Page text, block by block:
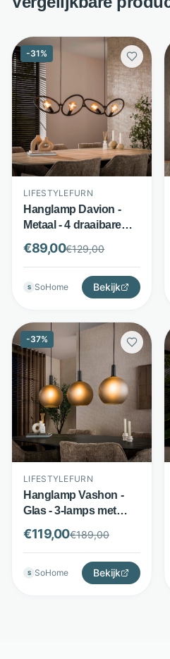
-31%
LIFESTYLEFURN
Hanglamp Davion -
Metaal - 4 draaibare
ringen - Zwart -
LifestyleFurn
€89,00€129,00
S SoHome Bekijk
-37%
LIFESTYLEFURN
Hanglamp Vashon -
Glas - 3-lamps met
gezandstraalde
kappen - Grijs -
LifestyleFurn
€119,00€189,00
S SoHome Bekijk